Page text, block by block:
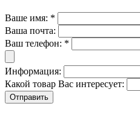
Ваше имя: *
Ваша почта:
Ваш телефон: *
Информация:
Какой товар Вас интересует: